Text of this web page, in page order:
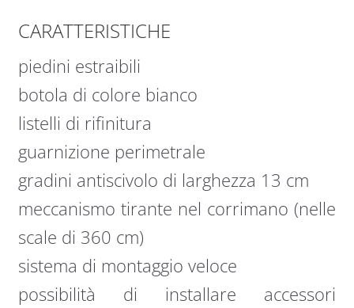
CARATTERISTICHE
piedini estraibili
botola di colore bianco
listelli di rifinitura
guarnizione perimetrale
gradini antiscivolo di larghezza 13 cm
meccanismo tirante nel corrimano (nelle
scale di 360 cm)
sistema di montaggio veloce
possibilità di installare accessori